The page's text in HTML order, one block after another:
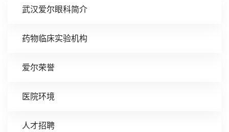
武汉爱尔眼科简介
药物临床实验机构
爱尔荣誉
医院环境
人才招聘